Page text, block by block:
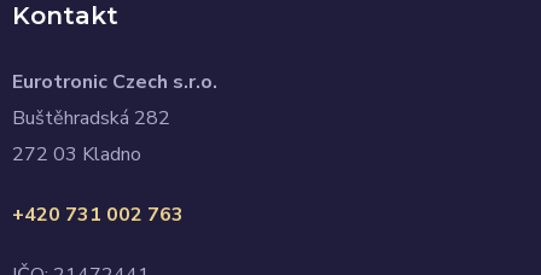
Kontakt
Eurotronic Czech s.r.o.
Buštěhradská 282
272 03 Kladno
+420 731 002 763